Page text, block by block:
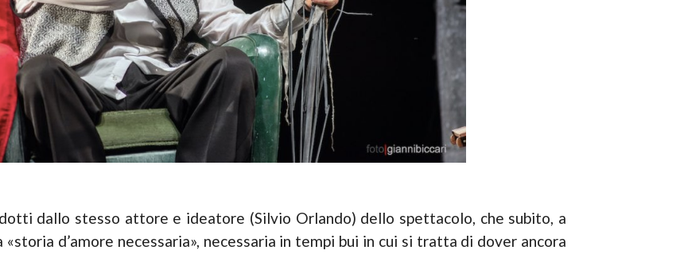
dallo stesso attore e ideatore (Silvio Orlando) dello spettacolo, che subito, a
«storia d’amore necessaria», necessaria in tempi bui in cui si tratta di dover ancora